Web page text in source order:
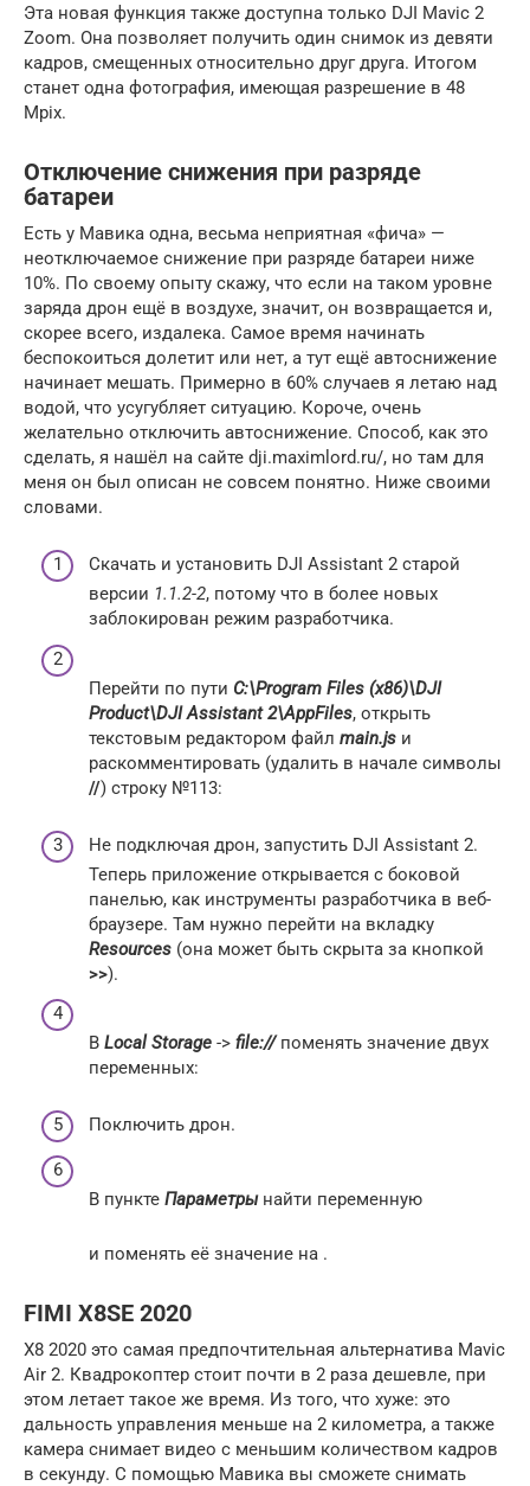
Эта новая функция также доступна только DJI Mavic 2
Zoom. Она позволяет получить один снимок из девяти
кадров, смещенных относительно друг друга. Итогом
станет одна фотография, имеющая разрешение в 48
Mpix.
Отключение снижения при разряде
батареи
Есть у Мавика одна, весьма неприятная «фича» —
неотключаемое снижение при разряде батареи ниже
10%. По своему опыту скажу, что если на таком уровне
заряда дрон ещё в воздухе, значит, он возвращается и,
скорее всего, издалека. Самое время начинать
беспокоиться долетит или нет, а тут ещё автоснижение
начинает мешать. Примерно в 60% случаев я летаю над
водой, что усугубляет ситуацию. Короче, очень
желательно отключить автоснижение. Способ, как это
сделать, я нашёл на сайте dji.maximlord.ru/, но там для
меня он был описан не совсем понятно. Ниже своими
словами.
Скачать и установить DJI Assistant 2 старой
версии 1.1.2-2, потому что в более новых
заблокирован режим разработчика.
Перейти по пути C:\Program Files (x86)\DJI
Product\DJI Assistant 2\AppFiles, открыть
текстовым редактором файл main.js и
раскомментировать (удалить в начале символы
//) строку №113:
Не подключая дрон, запустить DJI Assistant 2.
Теперь приложение открывается с боковой
панелью, как инструменты разработчика в веб-
браузере. Там нужно перейти на вкладку
Resources (она может быть скрыта за кнопкой
>>).
В Local Storage -> file://поменять значение двух
переменных:
Поключить дрон.
В пункте Параметрынайти переменную
и поменять её значение на .
FIMI X8SE 2020
X8 2020 это самая предпочтительная альтернатива Mavic
Air 2. Квадрокоптер стоит почти в 2 раза дешевле, при
этом летает такое же время. Из того, что хуже: это
дальность управления меньше на 2 километра, а также
камера снимает видео с меньшим количеством кадров
в секунду. С помощью Мавика вы сможете снимать